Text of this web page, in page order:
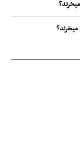
میخرند؟